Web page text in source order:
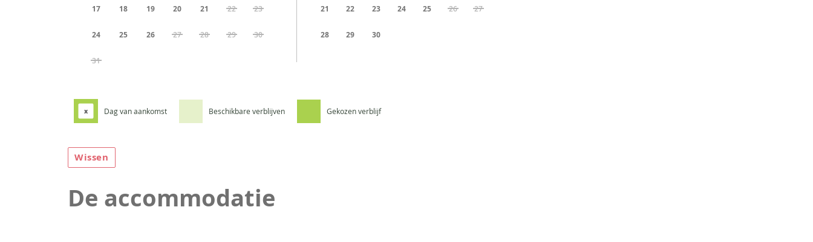
17 18 19 20 21 22 23
24 25 26 27 28 29 30
31
21 22 23 24 25 26 27
28 29 30
x Dag van aankomst Beschikbare verblijven Gekozen verblijf
Wissen
De accommodatie